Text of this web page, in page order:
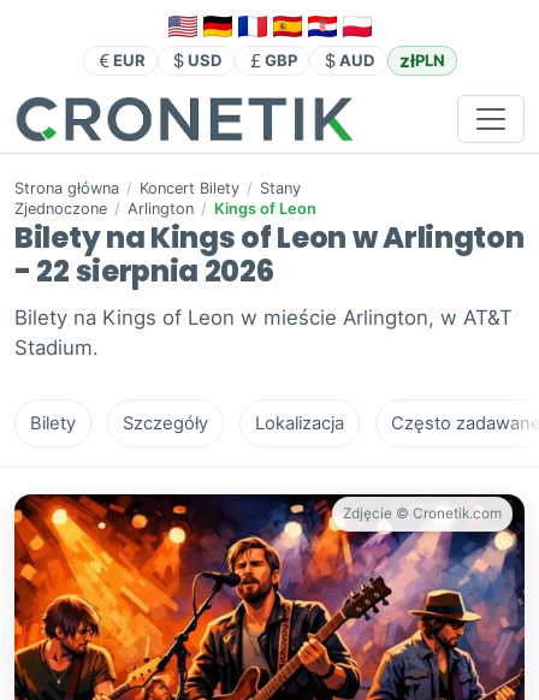
EUR USD GBP AUD złPLN
Strona główna / Koncert Bilety / Stany
Zjednoczone / Arlington / Kings of Leon
Bilety na Kings of Leon w Arlington
- 22 sierpnia 2026
Bilety na Kings of Leon w mieście Arlington, w AT&T
Stadium.
Bilety Szczegóły Lokalizacja Często
Zdjęcie © Cronetik.com